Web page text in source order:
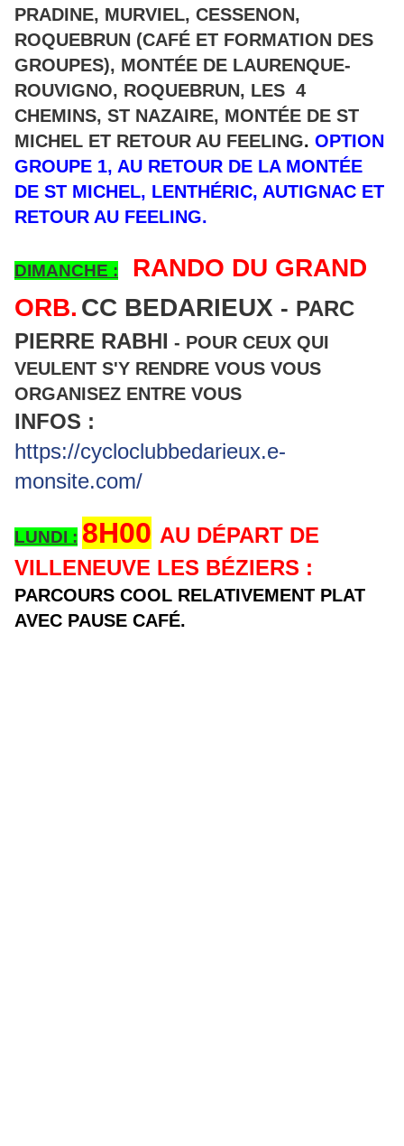
PRADINE, MURVIEL, CESSENON,
ROQUEBRUN (CAFÉ ET FORMATION DES
GROUPES), MONTÉE DE LAURENQUE-
ROUVIGNO, ROQUEBRUN, LES 4
CHEMINS, ST NAZAIRE, MONTÉE DE ST
MICHEL ET RETOUR AU FEELING. OPTION
GROUPE 1, AU RETOUR DE LA MONTÉE
DE ST MICHEL, LENTHÉRIC, AUTIGNAC ET
RETOUR AU FEELING.
DIMANCHE :
RANDO DU GRAND
ORB. CC BEDARIEUX - PARC
PIERRE RABHI - POUR CEUX QUI
VEULENT S'Y RENDRE VOUS VOUS
ORGANISEZ ENTRE VOUS
INFOS :
https://cycloclubbedarieux.e-
monsite.com/
LUNDI : 8H00 AU DÉPART DE
VILLENEUVE LES BÉZIERS :
PARCOURS COOL RELATIVEMENT PLAT
AVEC PAUSE CAFÉ.